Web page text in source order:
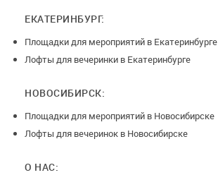
ЕКАТЕРИНБУРГ:
Площадки для мероприятий в Екатеринбурге
Лофты для вечеринки в Екатеринбурге
НОВОСИБИРСК:
Площадки для мероприятий в Новосибирске
Лофты для вечеринок в Новосибирске
О НАС: